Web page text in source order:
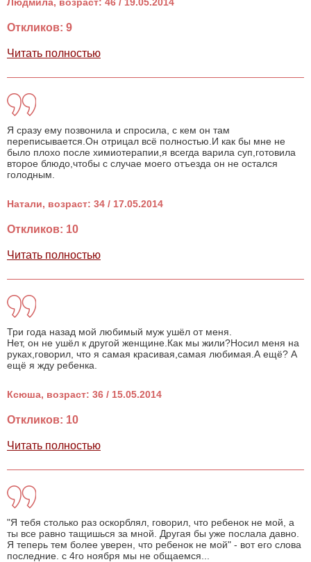
Откликов: 9
Читать полностью
Я сразу ему позвонила и спросила, с кем он там
переписывается.Он отрицал всё полностью.И как бы мне не
было плохо после химиотерапии,я всегда варила суп,готовила
второе блюдо,чтобы с случае моего отъезда он не остался
голодным.
Натали, возраст: 34 / 17.05.2014
Откликов: 10
Читать полностью
Три года назад мой любимый муж ушёл от меня.
Нет, он не ушёл к другой женщине.Как мы жили?Носил меня на
руках,говорил, что я самая красивая,самая любимая.А ещё? А
ещё я жду ребенка.
Ксюша, возраст: 36 / 15.05.2014
Откликов: 10
Читать полностью
"Я тебя столько раз оскорблял, говорил, что ребенок не мой, а
ты все равно тащишься за мной. Другая бы уже послала давно.
Я теперь тем более уверен, что ребенок не мой" - вот его слова
последние. с 4го ноября мы не общаемся...